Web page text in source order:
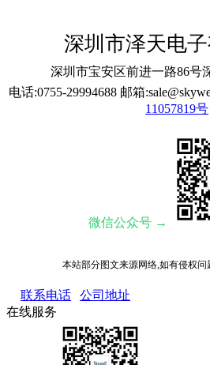
深圳市泽天电
深圳市宝安区前进一路86号
电话:0755-29994688 邮箱
11057819号
微信公众号 →
本站部分图文来源网络,如有侵权问
联系电话
公司地址
在线服务